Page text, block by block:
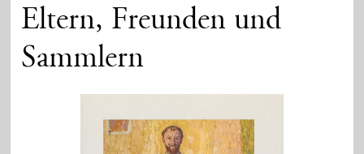
Eltern, Freunden und
Sammlern